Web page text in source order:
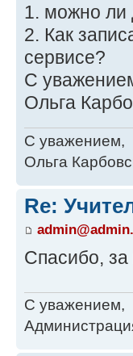
1. можно ли
2. Как
сервисе?
С
Ольга
С уважением,
Ольга
Re:
Спасибо, за
С уважением,